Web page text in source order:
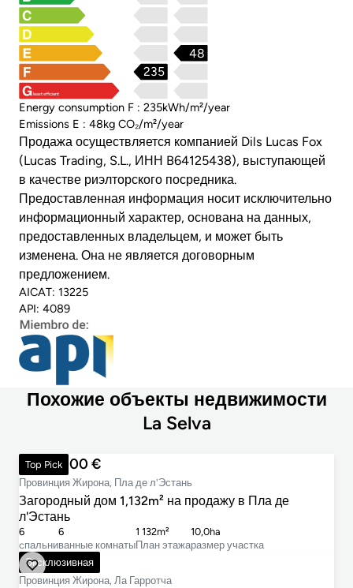
least efficient
48
235
Energy consumption F : 235kWh/m²/year
Emissions E : 48kg CO₂/m²/year
Продажа осуществляется компанией Dils Lucas Fox
(Lucas Trading, S.L., ИНН B64125438), выступающей
в качестве риэлторского посредника.
Предоставленная информация носит исключительно
информационный характер, основана на данных,
предоставленных владельцем, и может быть
изменена. Она не является договорным
предложением.
AICAT: 13225
API: 4089
Похожие объекты недвижимости
La Selva
Top Pick
2 300 000 €
Провинция Жирона, Пла де л'Эстань
Загородный дом 1,132m² на продажу в Пла де
л'Эстань
cпальни
6
ванные комнаты
6
План этажа
1 132m²
размер участка
10,0ha
Эксклюзивная
1 845 000 €
Провинция Жирона, Ла Гарротча